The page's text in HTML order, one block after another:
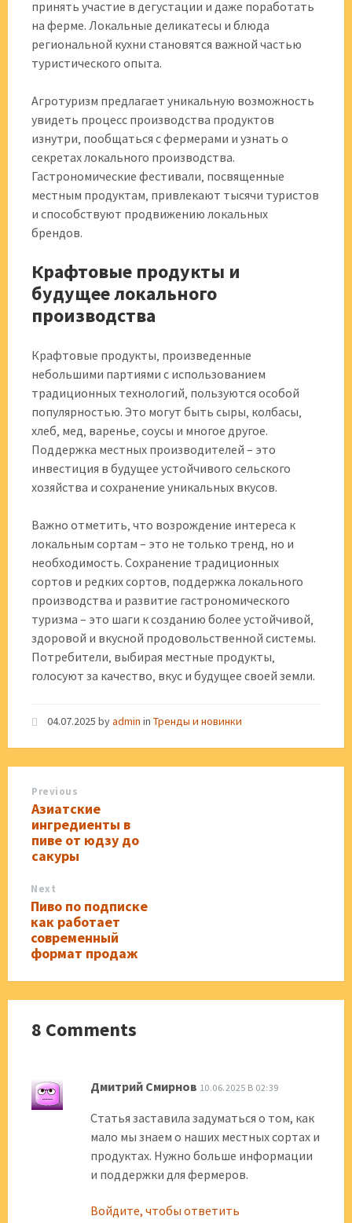
принять участие в дегустации и даже поработать
на ферме. Локальные деликатесы и блюда
региональной кухни становятся важной частью
туристического опыта.
Агротуризм предлагает уникальную возможность
увидеть процесс производства продуктов
изнутри‚ пообщаться с фермерами и узнать о
секретах локального производства.
Гастрономические фестивали‚ посвященные
местным продуктам‚ привлекают тысячи туристов
и способствуют продвижению локальных
брендов.
Крафтовые продукты и
будущее локального
производства
Крафтовые продукты‚ произведенные
небольшими партиями с использованием
традиционных технологий‚ пользуются особой
популярностью. Это могут быть сыры‚ колбасы‚
хлеб‚ мед‚ варенье‚ соусы и многое другое.
Поддержка местных производителей – это
инвестиция в будущее устойчивого сельского
хозяйства и сохранение уникальных вкусов.
Важно отметить‚ что возрождение интереса к
локальным сортам – это не только тренд‚ но и
необходимость. Сохранение традиционных
сортов и редких сортов‚ поддержка локального
производства и развитие гастрономического
туризма – это шаги к созданию более устойчивой‚
здоровой и вкусной продовольственной системы.
Потребители‚ выбирая местные продукты‚
голосуют за качество‚ вкус и будущее своей земли.
04.07.2025 byadmin in Тренды и новинки
Previous
Азиатские
ингредиенты в
пиве от юдзу до
сакуры
Next
Пиво по подписке
как работает
современный
формат продаж
8 Comments
Дмитрий Смирнов 10.06.2025 В 02:39
Статья заставила задуматься о том, как
мало мы знаем о наших местных сортах и
продуктах. Нужно больше информации
и поддержки для фермеров.
Войдите, чтобы ответить